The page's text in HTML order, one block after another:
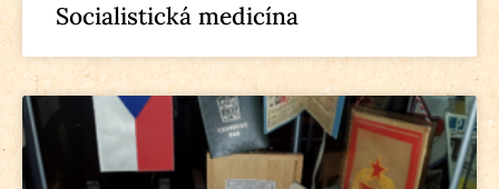
Socialistická medicína